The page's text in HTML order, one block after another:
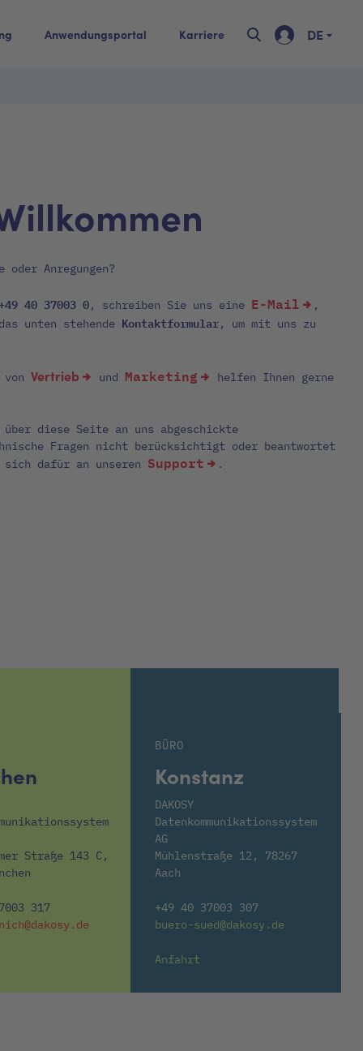
DE
Anwendungsportal Karriere
oder Anregungen?
40 37003 0, schreiben Sie uns eine E-Mail
,
unten stehende Kontaktformular, um mit uns zu
Vertrieb und Marketing helfen Ihnen gerne
diese Seite an uns abgeschickte
Fragen nicht berücksichtigt oder beantwortet
sich dafür an unseren Support .
Straße 143 C,
317
BÜRO
Konstanz
DAKOSY
Datenkommunikationssystem
AG
Mühlenstraße 12, 78267
Aach
+49 40 37003 307
buero-sued@dakosy.de
Anfahrt